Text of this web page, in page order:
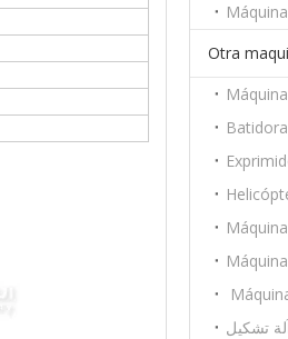
Otra
Batidora
تشكيل